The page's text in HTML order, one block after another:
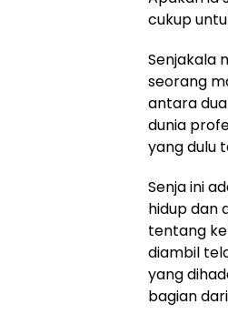
cukup
Senjakala
seorang
antara
dunia
yang dulu
Senja ini
hidup dan
tentang
diambil
yang
bagian